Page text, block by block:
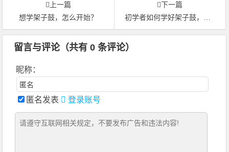
上一篇
想学架子鼓，怎么开始？
下一篇
初学者如何学好架子鼓，一个口令教会你，打所有乐曲
留言与评论（共有0 条评论）
昵称：
匿名发表 登录账号